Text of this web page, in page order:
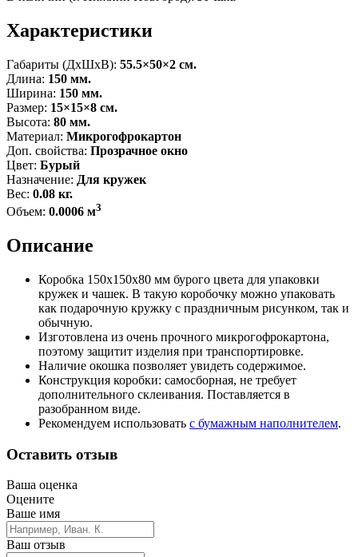
Характеристики
Габариты (ДxШxВ): 55.5×50×2 см.
Длина: 150 мм.
Ширина: 150 мм.
Размер: 15×15×8 см.
Высота: 80 мм.
Материал: Микрогофрокартон
Доп. свойства: Прозрачное окно
Цвет: Бурый
Назначение: Для кружек
Вес: 0.08 кг.
Объем: 0.0006 м3
Описание
Коробка 150х150х80 мм бурого цвета для упаковки
кружек и чашек. В такую коробочку можно упаковать
как подарочную кружку с праздничным рисунком, так и
обычную.
Изготовлена из очень прочного микрогофрокартона,
поэтому защитит изделия при транспортировке.
Наличие окошка позволяет увидеть содержимое.
Конструкция коробки: самосборная, не требует
дополнительного склеивания. Поставляется в
разобранном виде.
Рекомендуем использовать с бумажным наполнителем.
Оставить отзыв
Ваша оценка
Оцените
Ваше имя
Ваш отзыв